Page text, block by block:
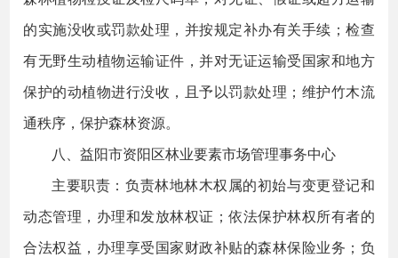
的实施没收或罚款处理，并按规定补办有关手续；检查
有无野生动植物运输证件，并对无证运输受国家和地方
保护的动植物进行没收，且予以罚款处理；维护竹木流
通秩序，保护森林资源。
八、益阳市资阳区林业要素市场管理事务中心
主要职责：负责林地林木权属的初始与变更登记和
动态管理，办理和发放林权证；依法保护林权所有者的
合法权益，办理享受国家财政补贴的森林保险业务；负